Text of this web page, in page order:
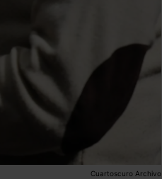
Cuartoscuro Archivo